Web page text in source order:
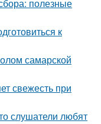
полезные
к
самарской
свежесть при
слушатели любят